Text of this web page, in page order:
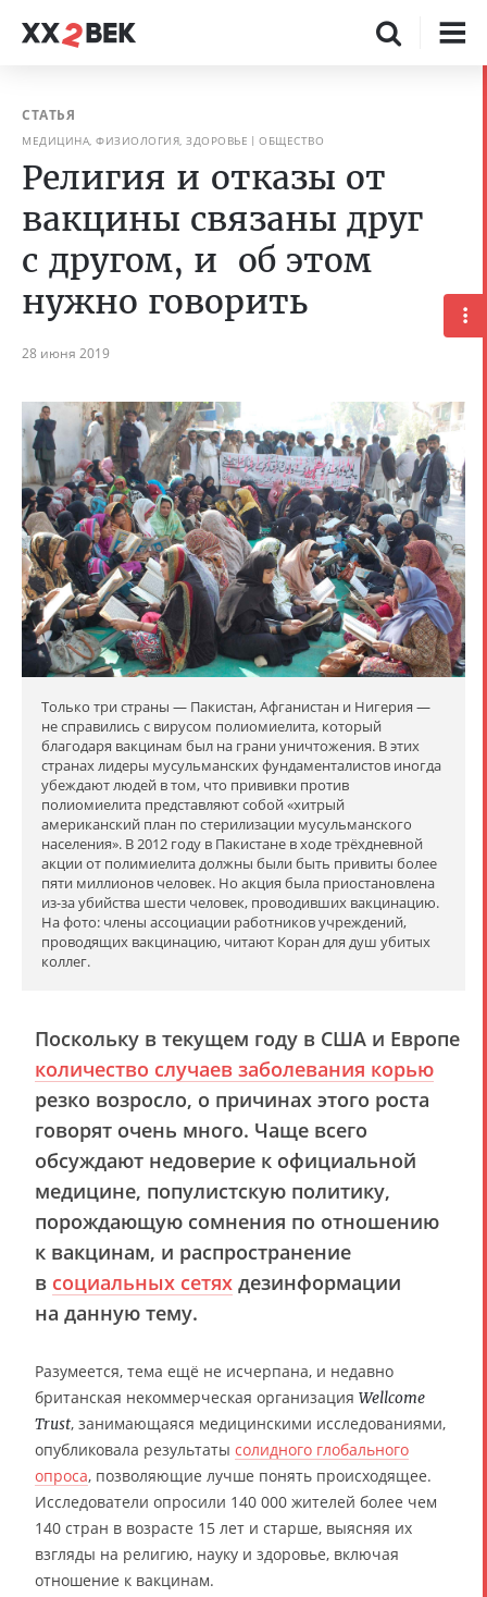
СТАТЬЯ
МЕДИЦИНА, ФИЗИОЛОГИЯ, ЗДОРОВЬЕ ОБЩЕСТВО
Религия и отказы от
вакцины связаны друг
с другом, и об этом
нужно говорить
28 июня 2019
Только три страны — Пакистан, Афганистан и Нигерия —
не справились с вирусом полиомиелита, который
благодаря вакцинам был на грани уничтожения. В этих
странах лидеры мусульманских фундаменталистов иногда
убеждают людей в том, что прививки против
полиомиелита представляют собой «хитрый
американский план по стерилизации мусульманского
населения». В 2012 году в Пакистане в ходе трёхдневной
акции от полимиелита должны были быть привиты более
пяти миллионов человек. Но акция была приостановлена
из-за убийства шести человек, проводивших вакцинацию.
На фото: члены ассоциации работников учреждений,
проводящих вакцинацию, читают Коран для душ убитых
коллег.
Поскольку в текущем году в США и Европе
количество случаев заболевания корью
резко возросло, о причинах этого роста
говорят очень много. Чаще всего
обсуждают недоверие к официальной
медицине, популистскую политику,
порождающую сомнения по отношению
к вакцинам, и распространение
в социальных сетях дезинформации
на данную тему.
Разумеется, тема ещё не исчерпана, и недавно
британская некоммерческая организация Wellcome
Trust, занимающаяся медицинскими исследованиями,
опубликовала результаты солидного глобального
опроса, позволяющие лучше понять происходящее.
Исследователи опросили 140 000 жителей более чем
140 стран в возрасте 15 лет и старше, выясняя их
взгляды на религию, науку и здоровье, включая
отношение к вакцинам.